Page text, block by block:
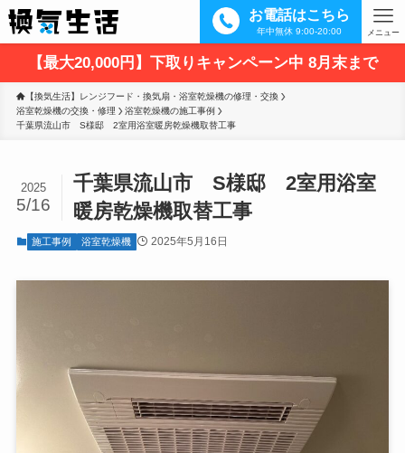
お電話はこちら
年中無休 9:00-20:00 メニュー
【最大20,000円】下取りキャンペーン中 8月末まで
【換気生活】レンジフード・換気扇・浴室乾燥機の修理・交換
浴室乾燥機の交換・修理
浴室乾燥機の施工事例
千葉県流山市　S様邸　2室用浴室暖房乾燥機取替工事
千葉県流山市 S様邸 2室用浴室
暖房乾燥機取替工事
2025
5/16
施工事例 浴室乾燥機 2025年5月16日